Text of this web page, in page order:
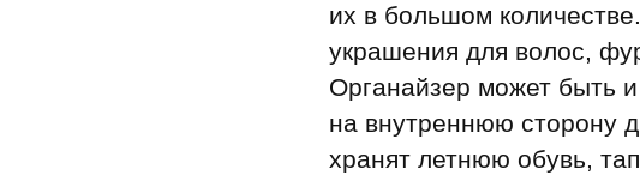
их в большом
украшения для волос,
Органайзер может быть
на внутреннюю сторону
хранят летнюю обувь,